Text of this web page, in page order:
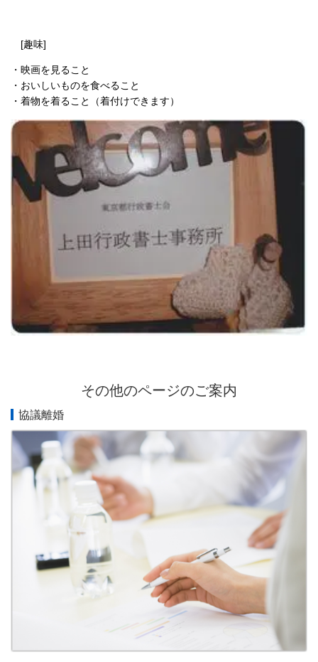
[趣味]
・映画を見ること
・おいしいものを食べること
・着物を着ること（着付けできます）
その他のページのご案内
協議離婚